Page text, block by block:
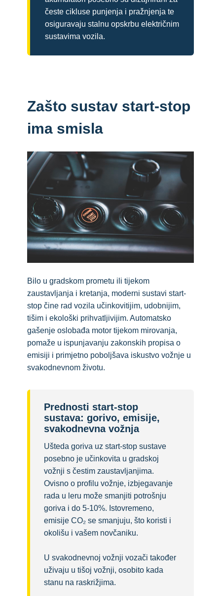
česte cikluse punjenja i pražnjenja te
osiguravaju stalnu opskrbu električnim
sustavima vozila.
Zašto sustav start-stop
ima smisla
Bilo u gradskom prometu ili tijekom
zaustavljanja i kretanja, moderni sustavi start-
stop čine rad vozila učinkovitijim, udobnijim,
tišim i ekološki prihvatljivijim. Automatsko
gašenje oslobađa motor tijekom mirovanja,
pomaže u ispunjavanju zakonskih propisa o
emisiji i primjetno poboljšava iskustvo vožnje u
svakodnevnom životu.
Prednosti start-stop
sustava: gorivo, emisije,
svakodnevna vožnja
Ušteda goriva uz start-stop sustave
posebno je učinkovita u gradskoj
vožnji s čestim zaustavljanjima.
Ovisno o profilu vožnje, izbjegavanje
rada u leru može smanjiti potrošnju
goriva i do 5-10%. Istovremeno,
emisije CO₂ se smanjuju, što koristi i
okolišu i vašem novčaniku.
U svakodnevnoj vožnji vozači također
uživaju u tišoj vožnji, osobito kada
stanu na raskrižjima.